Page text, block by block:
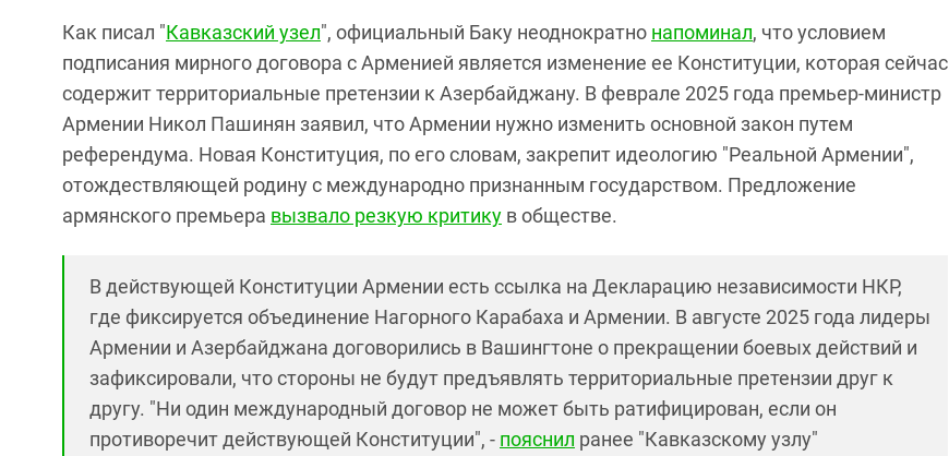
Как писал "Кавказский узел", официальный Баку неоднократно напоминал, что условием
подписания мирного договора с Арменией является изменение ее Конституции, которая сейчас
содержит территориальные претензии к Азербайджану. В феврале 2025 года премьер-министр
Армении Никол Пашинян заявил, что Армении нужно изменить основной закон путем
референдума. Новая Конституция, по его словам, закрепит идеологию "Реальной Армении",
отождествляющей родину с международно признанным государством. Предложение
армянского премьера вызвало резкую критику в обществе.
В действующей Конституции Армении есть ссылка на Декларацию независимости НКР,
где фиксируется объединение Нагорного Карабаха и Армении. В августе 2025 года лидеры
Армении и Азербайджана договорились в Вашингтоне о прекращении боевых действий и
зафиксировали, что стороны не будут предъявлять территориальные претензии друг к
другу. "Ни один международный договор не может быть ратифицирован, если он
противоречит действующей Конституции", - пояснил ранее "Кавказскому узлу"